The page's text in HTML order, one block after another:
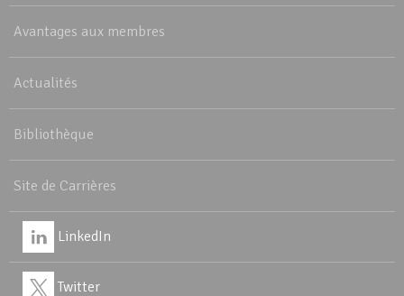
Avantages aux membres
Actualités
Bibliothèque
Site de Carrières
LinkedIn
Twitter